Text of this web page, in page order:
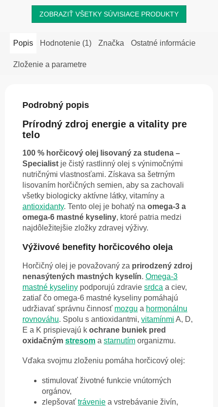
ZOBRAZIŤ VŠETKY SÚVISIACE PRODUKTY
Popis Hodnotenie (1) Značka Ostatné informácie
Zloženie a parametre
Podrobný popis
Prírodný zdroj energie a vitality pre
telo
100 % horčicový olej lisovaný za studena –
Specialist je čistý rastlinný olej s výnimočnými
nutričnými vlastnosťami. Získava sa šetrným
lisovaním horčičných semien, aby sa zachovali
všetky biologicky aktívne látky, vitamíny a
antioxidanty. Tento olej je bohatý na omega-3 a
omega-6 mastné kyseliny, ktoré patria medzi
najdôležitejšie zložky zdravej výživy.
Výživové benefity horčicového oleja
Horčičný olej je považovaný za prirodzený zdroj
nenasýtených mastných kyselín. Omega-3
mastné kyseliny podporujú zdravie srdca a ciev,
zatiaľ čo omega-6 mastné kyseliny pomáhajú
udržiavať správnu činnosť mozgu a hormonálnu
rovnováhu. Spolu s antioxidantmi, vitamínmi A, D,
E a K prispievajú k ochrane buniek pred
oxidačným stresom a starnutím organizmu.
Vďaka svojmu zloženiu pomáha horčicový olej:
stimulovať životné funkcie vnútorných
orgánov,
zlepšovať trávenie a vstrebávanie živín,